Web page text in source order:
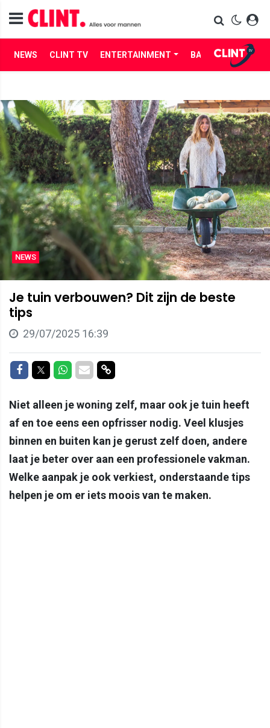
NEWS CLINT TV ENTERTAINMENT BABES LIFE
NEWS
Je tuin verbouwen? Dit zijn de beste
tips
29/07/2025 16:39
Delen op Facebook
Delen op Twitter
Delen op Whatsapp
Delen via Mail
Delen via link
Niet alleen je woning zelf, maar ook je tuin heeft
af en toe eens een opfrisser nodig. Veel klusjes
binnen en buiten kan je gerust zelf doen, andere
laat je beter over aan een professionele vakman.
Welke aanpak je ook verkiest, onderstaande tips
helpen je om er iets moois van te maken.